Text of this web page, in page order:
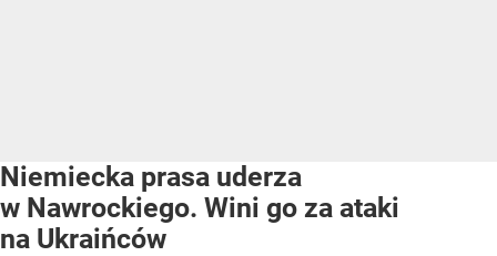
Niemiecka prasa uderza
w Nawrockiego. Wini go za ataki
na Ukraińców